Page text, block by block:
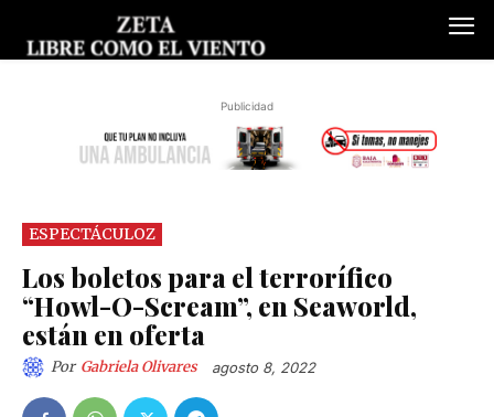
Publicidad
ESPECTÁCULOZ
Los boletos para el terrorífico
“Howl-O-Scream”, en Seaworld,
están en oferta
Por Gabriela Olivares agosto 8, 2022